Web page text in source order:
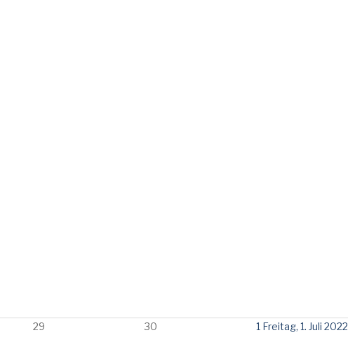
29 30 1 Freitag, 1. Juli 2022